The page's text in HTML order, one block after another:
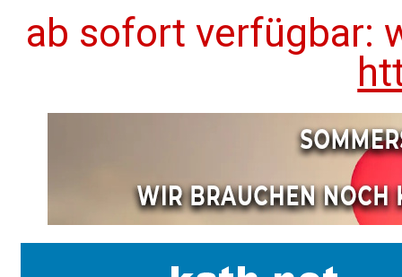
ab sofort verfügbar: